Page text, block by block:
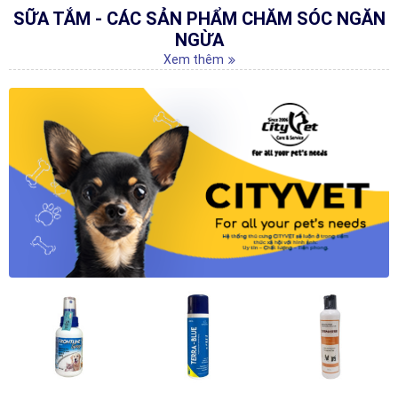
SỮA TẮM - CÁC SẢN PHẨM CHĂM SÓC NGĂN
NGỪA
Xem thêm